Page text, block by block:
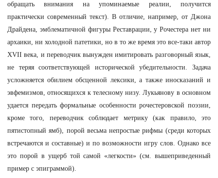
обращать внимания на упоминаемые реалии, получится
практически современный текст). В отличие, например, от Джона
Драйдена, эмблематичной фигуры Реставрации, у Рочестера нет ни
архаики, ни холодной патетики, но в то же время это все-таки автор
XVII века, и переводчик вынужден имитировать разговорный язык,
не теряя соответствующей исторической убедительности. Задача
усложняется обилием обсценной лексики, а также иносказаний и
эвфемизмов, относящихся к телесному низу. Лукьянову в основном
удается передать формальные особенности рочестеровской поэзии,
кроме того, переводчик соблюдает метрику (как правило, это
пятистопный ямб), порой весьма непростые рифмы (среди которых
встречаются и составные) и по возможности игру слов. Однако все
это порой в ущерб той самой «легкости» (см. вышеприведенный
пример с эпиграммой).